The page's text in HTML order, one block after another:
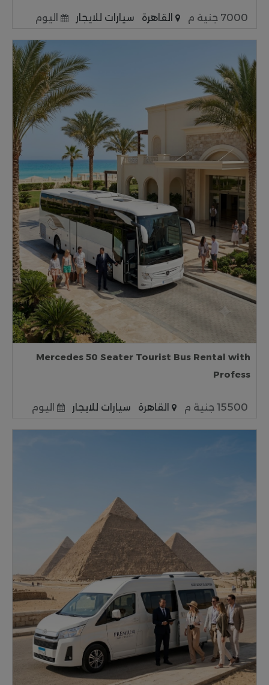
7000 جنية م القاهرة سيارات للايجار اليوم
Mercedes 50 Seater Tourist Bus Rental with
Profess
15500 جنية م القاهرة سيارات للايجار اليوم